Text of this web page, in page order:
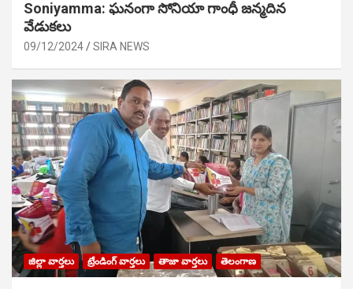
Soniyamma: ఘ‌నంగా సోనియా గాంధీ జ‌న్మ‌దిన
వేడుక‌లు
09/12/2024 SIRA NEWS
జిల్లా వార్తలు ట్రేండింగ్ వార్తలు తాజా వార్తలు తెలంగాణ